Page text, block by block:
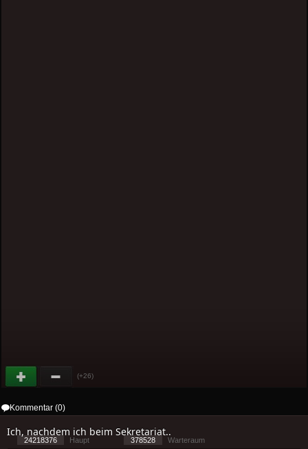
(+26)
Kommentar (0)
Ich, nachdem ich beim Sekretariat..
24218376 Haupt 378528
Warteraum